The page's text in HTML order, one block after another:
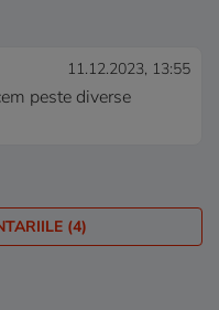
11.12.2023, 13:55
peste diverse
(4)